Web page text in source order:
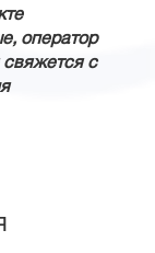
оператор
с